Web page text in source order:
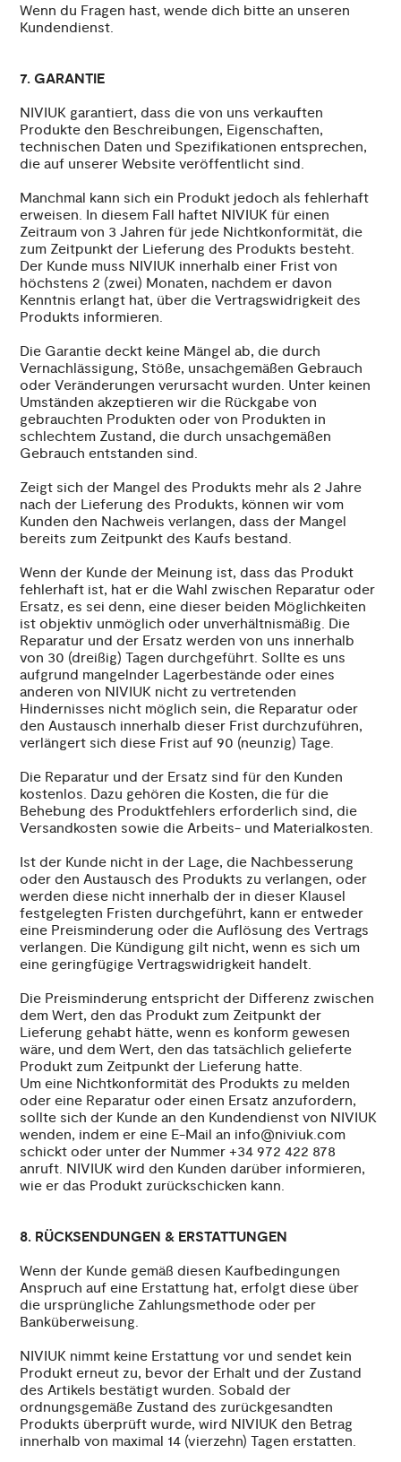
Wenn du Fragen hast, wende dich bitte an unseren
Kundendienst.
7. GARANTIE
NIVIUK garantiert, dass die von uns verkauften
Produkte den Beschreibungen, Eigenschaften,
technischen Daten und Spezifikationen entsprechen,
die auf unserer Website veröffentlicht sind.
Manchmal kann sich ein Produkt jedoch als fehlerhaft
erweisen. In diesem Fall haftet NIVIUK für einen
Zeitraum von 3 Jahren für jede Nichtkonformität, die
zum Zeitpunkt der Lieferung des Produkts besteht.
Der Kunde muss NIVIUK innerhalb einer Frist von
höchstens 2 (zwei) Monaten, nachdem er davon
Kenntnis erlangt hat, über die Vertragswidrigkeit des
Produkts informieren.
Die Garantie deckt keine Mängel ab, die durch
Vernachlässigung, Stöße, unsachgemäßen Gebrauch
oder Veränderungen verursacht wurden. Unter keinen
Umständen akzeptieren wir die Rückgabe von
gebrauchten Produkten oder von Produkten in
schlechtem Zustand, die durch unsachgemäßen
Gebrauch entstanden sind.
Zeigt sich der Mangel des Produkts mehr als 2 Jahre
nach der Lieferung des Produkts, können wir vom
Kunden den Nachweis verlangen, dass der Mangel
bereits zum Zeitpunkt des Kaufs bestand.
Wenn der Kunde der Meinung ist, dass das Produkt
fehlerhaft ist, hat er die Wahl zwischen Reparatur oder
Ersatz, es sei denn, eine dieser beiden Möglichkeiten
ist objektiv unmöglich oder unverhältnismäßig. Die
Reparatur und der Ersatz werden von uns innerhalb
von 30 (dreißig) Tagen durchgeführt. Sollte es uns
aufgrund mangelnder Lagerbestände oder eines
anderen von NIVIUK nicht zu vertretenden
Hindernisses nicht möglich sein, die Reparatur oder
den Austausch innerhalb dieser Frist durchzuführen,
verlängert sich diese Frist auf 90 (neunzig) Tage.
Die Reparatur und der Ersatz sind für den Kunden
kostenlos. Dazu gehören die Kosten, die für die
Behebung des Produktfehlers erforderlich sind, die
Versandkosten sowie die Arbeits- und Materialkosten.
Ist der Kunde nicht in der Lage, die Nachbesserung
oder den Austausch des Produkts zu verlangen, oder
werden diese nicht innerhalb der in dieser Klausel
festgelegten Fristen durchgeführt, kann er entweder
eine Preisminderung oder die Auflösung des Vertrags
verlangen. Die Kündigung gilt nicht, wenn es sich um
eine geringfügige Vertragswidrigkeit handelt.
Die Preisminderung entspricht der Differenz zwischen
dem Wert, den das Produkt zum Zeitpunkt der
Lieferung gehabt hätte, wenn es konform gewesen
wäre, und dem Wert, den das tatsächlich gelieferte
Produkt zum Zeitpunkt der Lieferung hatte.
Um eine Nichtkonformität des Produkts zu melden
oder eine Reparatur oder einen Ersatz anzufordern,
sollte sich der Kunde an den Kundendienst von NIVIUK
wenden, indem er eine E-Mail an info@niviuk.com
schickt oder unter der Nummer +34 972 422 878
anruft. NIVIUK wird den Kunden darüber informieren,
wie er das Produkt zurückschicken kann.
8. RÜCKSENDUNGEN & ERSTATTUNGEN
Wenn der Kunde gemäß diesen Kaufbedingungen
Anspruch auf eine Erstattung hat, erfolgt diese über
die ursprüngliche Zahlungsmethode oder per
Banküberweisung.
NIVIUK nimmt keine Erstattung vor und sendet kein
Produkt erneut zu, bevor der Erhalt und der Zustand
des Artikels bestätigt wurden. Sobald der
ordnungsgemäße Zustand des zurückgesandten
Produkts überprüft wurde, wird NIVIUK den Betrag
innerhalb von maximal 14 (vierzehn) Tagen erstatten.